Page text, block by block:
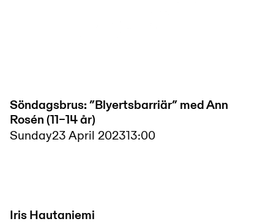
Söndagsbrus: ”Blyertsbarriär” med Ann
Rosén (11–14 år)
Sunday23 April 202313:00
Iris Hautaniemi